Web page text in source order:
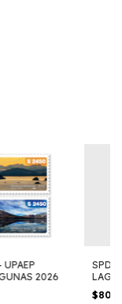
2026
SPDE